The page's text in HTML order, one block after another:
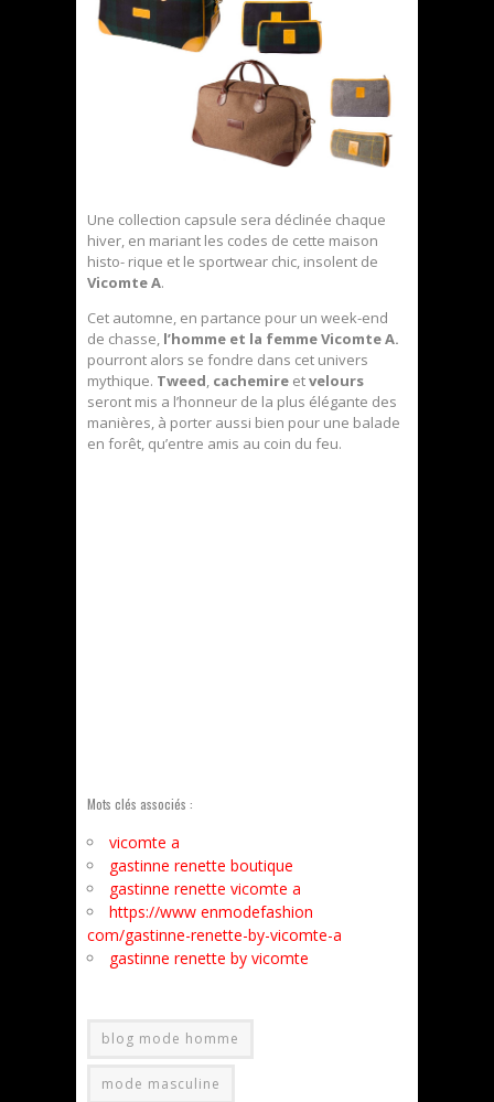
Une collection capsule sera déclinée chaque
hiver, en mariant les codes de cette maison
histo- rique et le sportwear chic, insolent de
Vicomte A.
Cet automne, en partance pour un week-end
de chasse, l’homme et la femme Vicomte A.
pourront alors se fondre dans cet univers
mythique. Tweed, cachemire etvelours
seront mis a l’honneur de la plus élégante des
manières, à porter aussi bien pour une balade
en forêt, qu’entre amis au coin du feu.
Mots clés associés :
vicomte a
gastinne renette boutique
gastinne renette vicomte a
https://www enmodefashion
com/gastinne-renette-by-vicomte-a
gastinne renette by vicomte
blog mode homme
mode masculine